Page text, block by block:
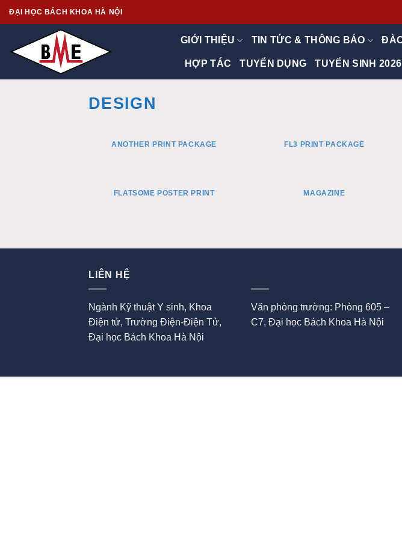
Skip
to
ĐẠI HỌC BÁCH KHOA HÀ NỘI
GIỚI THIỆU TIN TỨC & THÔNG BÁO
HỢP TÁC TUYỂN DỤNG TUYỂN SINH 2026
DESIGN
ANOTHER PRINT PACKAGE FL3 PRINT PACKAGE
FLATSOME POSTER PRINT MAGAZINE
LIÊN HỆ
Ngành Kỹ thuật Y sinh, Khoa
Điện tử, Trường Điện-Điện Tử,
Đại học Bách Khoa Hà Nội
Văn phòng trường: Phòng 605 –
C7, Đại học Bách Khoa Hà Nội